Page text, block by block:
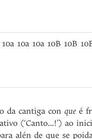
10a 10a 10B 10B
da cantiga con que é
(‘Canto...!’) ao
alén de que se